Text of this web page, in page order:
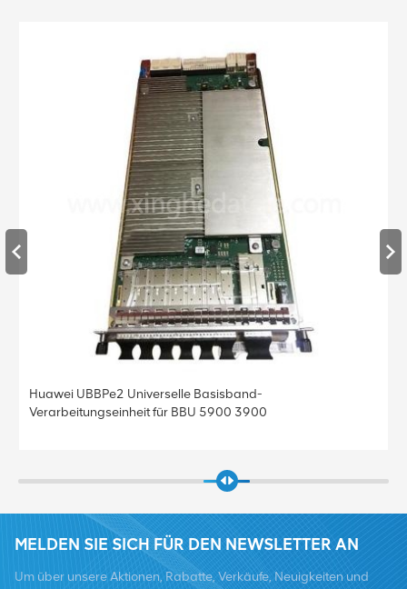
Huawei UBBPe4 Universelle Basisband-
Verarbeitungseinheit für BBU 5900 3900
MELDEN SIE SICH FÜR DEN NEWSLETTER AN
Um über unsere Aktionen, Rabatte, Verkäufe, Neuigkeiten und